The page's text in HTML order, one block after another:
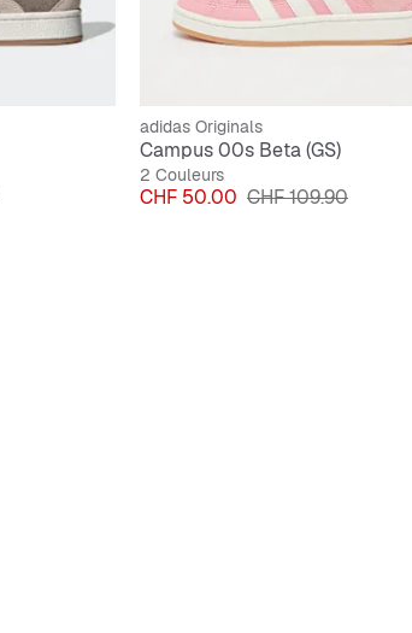
adidas Originals
Campus 00s Beta (GS)
2 Couleurs
Prix
CHF 50.00 Prix original
CHF 109.90